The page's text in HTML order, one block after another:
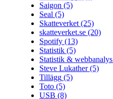
Saigon (5)
Seal (5)
Skatteverket (25)
skatteverket.se (20)
Spotify (13)
Statistik (5)
Statistik & webbanalys
Steve Lukather(5)
Tillägg (5)
Toto (5)
USB (8)